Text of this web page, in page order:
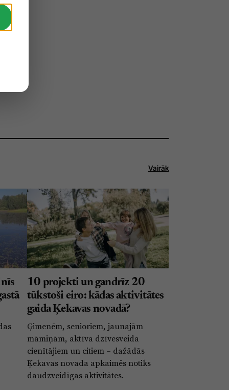
Vairāk
10 projekti un gandrīz 20
tūkstoši eiro: kādas aktivitātes
gaida Ķekavas novadā?
Ģimenēm, senioriem, jaunajām
māmiņām, aktīva dzīvesveida
cienītājiem un citiem – dažādās
Ķekavas novada apkaimēs notiks
daudzveidīgas aktivitātes.